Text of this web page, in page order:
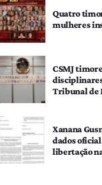
Quatro
mulheres
CSMJ
Tribunal de
Xanana
dados
libertação